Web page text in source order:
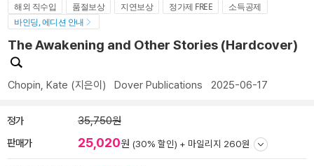
해외 직수입 품절보상 지연보상 정가제 FREE
소득공제
바인딩, 에디션 안내
The Awakening and Other Stories (Hardcover)
Chopin, Kate (지은이) Dover Publications 2025-06-17
정가 35,750원
판매가 25,020원 (30% 할인) + 마일리지 260원